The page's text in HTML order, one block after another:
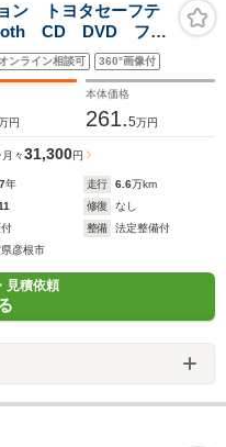
ン トヨタセーフテ
CD DVD フル
スポットモニター
ヒーター シートメ
オンライン相談可 360°画像付
円
本体価格
261.5万円
月々31,300円
年 走行 6.6万km
修復
なし
整備
法定整備付
彦根市
見積依頼